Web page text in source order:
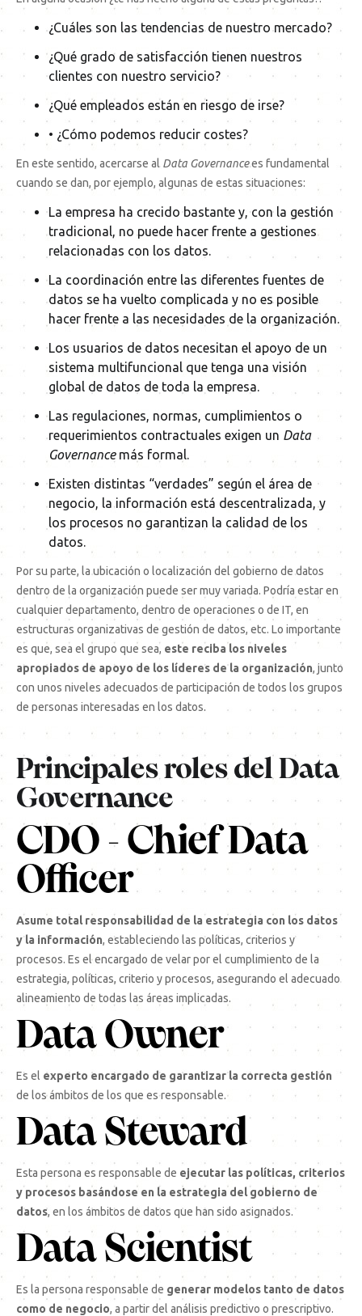
¿Cuáles son las tendencias de nuestro mercado?
¿Qué grado de satisfacción tienen nuestros
clientes con nuestro servicio?
¿Qué empleados están en riesgo de irse?
• ¿Cómo podemos reducir costes?
En este sentido, acercarse al Data Governancees fundamental
cuando se dan, por ejemplo, algunas de estas situaciones:
La empresa ha crecido bastante y, con la gestión
tradicional, no puede hacer frente a gestiones
relacionadas con los datos.
La coordinación entre las diferentes fuentes de
datos se ha vuelto complicada y no es posible
hacer frente a las necesidades de la organización.
Los usuarios de datos necesitan el apoyo de un
sistema multifuncional que tenga una visión
global de datos de toda la empresa.
Las regulaciones, normas, cumplimientos o
requerimientos contractuales exigen un Data
Governance más formal.
Existen distintas “verdades” según el área de
negocio, la información está descentralizada, y
los procesos no garantizan la calidad de los
datos.
Por su parte, la ubicación o localización del gobierno de datos
dentro de la organización puede ser muy variada. Podría estar en
cualquier departamento, dentro de operaciones o de IT, en
estructuras organizativas de gestión de datos, etc. Lo importante
es que, sea el grupo que sea, este reciba los niveles
apropiados de apoyo de los líderes de la organización, junto
con unos niveles adecuados de participación de todos los grupos
de personas interesadas en los datos.
Principales roles del Data
Governance
CDO - Chief Data
Officer
Asume total responsabilidad de la estrategia con los datos
y la información, estableciendo las políticas, criterios y
procesos. Es el encargado de velar por el cumplimiento de la
estrategia, políticas, criterio y procesos, asegurando el adecuado
alineamiento de todas las áreas implicadas.
Data Owner
Es el experto encargado de garantizar la correcta gestión
de los ámbitos de los que es responsable.
Data Steward
Esta persona es responsable de ejecutar las políticas, criterios
y procesos basándose en la estrategia del gobierno de
datos, en los ámbitos de datos que han sido asignados.
Data Scientist
Es la persona responsable de generar modelos tanto de datos
como de negocio, a partir del análisis predictivo o prescriptivo.